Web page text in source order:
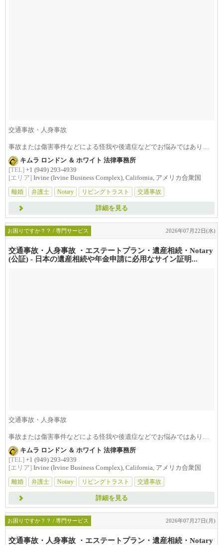
交通事故・人身事故
事故または傷害事件などによる怪我や後遺症などでお悩みではありま
せんか？損害賠償は治療費...
キムラ ロンドン ＆ ホワイト 法律事務所
[TEL] +1 (949) 293-4939
[エリア] Irvine (Irvine Business Complex), California, アメリカ合衆国
離婚
弁護士 Notary リビングトラスト 交通事故
詳細を見る
お困りですか？？ / 専門サービス 2026年07月22日(水)
交通事故・人身事故 ・エステートプラン・遺産相続・Notary
(公証) - 日本の遺産相続や年金申請に必用なサイン証明...
交通事故・人身事故
事故または傷害事件などによる怪我や後遺症などでお悩みではありま
せんか？損害賠償は治療費...
キムラ ロンドン ＆ ホワイト 法律事務所
[TEL] +1 (949) 293-4939
[エリア] Irvine (Irvine Business Complex), California, アメリカ合衆国
離婚
弁護士 Notary リビングトラスト 交通事故
詳細を見る
お困りですか？？ / 専門サービス 2026年07月27日(月)
交通事故・人身事故 ・エステートプラン・遺産相続・Notary